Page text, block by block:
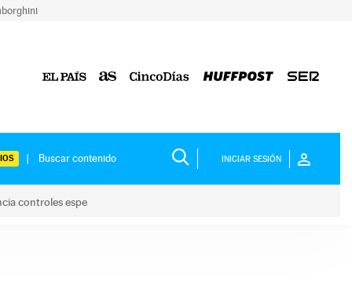
INICIAR SESIÓN
controles espe